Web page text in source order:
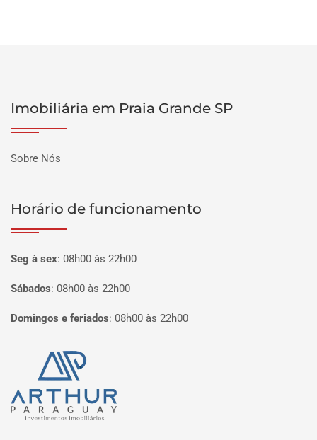
Imobiliária em Praia Grande SP
Sobre Nós
Horário de funcionamento
Seg à sex: 08h00 às 22h00
Sábados: 08h00 às 22h00
Domingos e feriados: 08h00 às 22h00
Página inicial